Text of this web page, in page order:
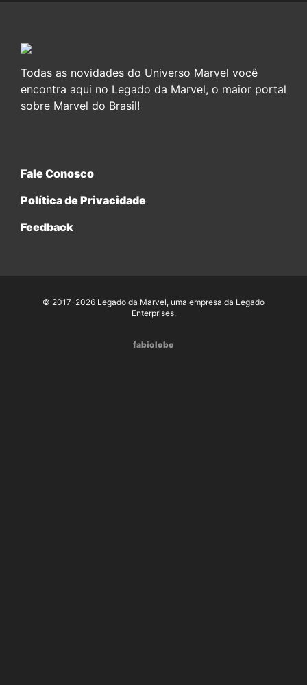
Todas as novidades do Universo Marvel você
encontra aqui no Legado da Marvel, o maior portal
sobre Marvel do Brasil!
Fale Conosco
Política de Privacidade
Feedback
© 2017-2026 Legado da Marvel, uma empresa da Legado
Enterprises.
fabiolobo